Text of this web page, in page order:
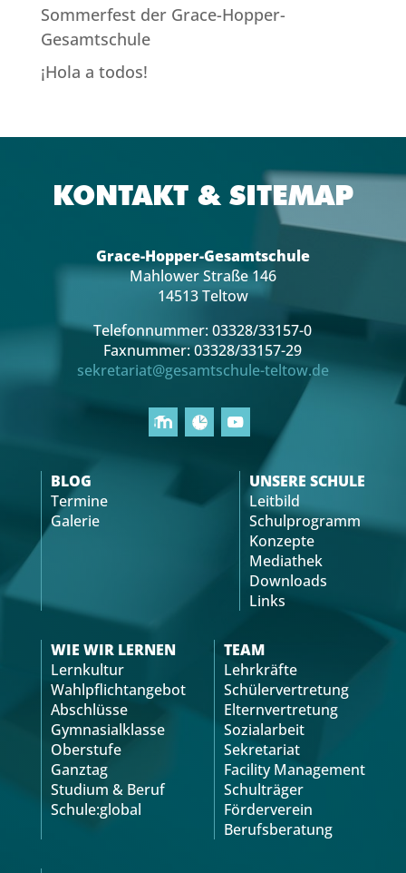
Sommerfest der Grace-Hopper-
Gesamtschule
¡Hola a todos!
KONTAKT & SITEMAP
Grace-Hopper-Gesamtschule
Mahlower Straße 146
14513 Teltow
Telefonnummer: 03328/33157-0
Faxnummer: 03328/33157-29
sekretariat@gesamtschule-teltow.de
BLOG
Termine
Galerie
UNSERE SCHULE
Leitbild
Schulprogramm
Konzepte
Mediathek
Downloads
Links
WIE WIR LERNEN
Lernkultur
Wahlpflichtangebot
Abschlüsse
Gymnasialklasse
Oberstufe
Ganztag
Studium & Beruf
Schule:global
TEAM
Lehrkräfte
Schülervertretung
Elternvertretung
Sozialarbeit
Sekretariat
Facility Management
Schulträger
Förderverein
Berufsberatung